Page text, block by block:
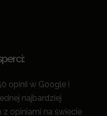
opinii w Google i
najbardziej
opiniami na świecie